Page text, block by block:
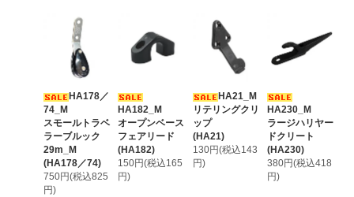
HA178／
74_M
スモールトラベ
ラーブルック
29m_M
(HA178／74)
750円(税込825
円)
HA182_M
オープンベース
フェアリード
(HA182)
150円(税込165
円)
HA21_M
リテリングクリ
ップ
(HA21)
130円(税込143
円)
HA230_M
ラージハリヤー
ドクリート
(HA230)
380円(税込418
円)